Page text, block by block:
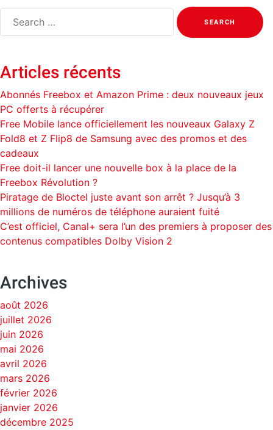
for:
Articles récents
Abonnés Freebox et Amazon Prime : deux nouveaux jeux
PC offerts à récupérer
Free Mobile lance officiellement les nouveaux Galaxy Z
Fold8 et Z Flip8 de Samsung avec des promos et des
cadeaux
Free doit-il lancer une nouvelle box à la place de la
Freebox Révolution ?
Piratage de Bloctel juste avant son arrêt ? Jusqu’à 3
millions de numéros de téléphone auraient fuité
C’est officiel, Canal+ sera l’un des premiers à proposer des
contenus compatibles Dolby Vision 2
Archives
août 2026
juillet 2026
juin 2026
mai 2026
avril 2026
mars 2026
février 2026
janvier 2026
décembre 2025